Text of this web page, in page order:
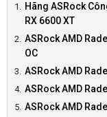
Hãng ASRock
RX 6600 XT
ASRock AMD
OC
ASRock AMD
ASRock AMD
ASRock AMD